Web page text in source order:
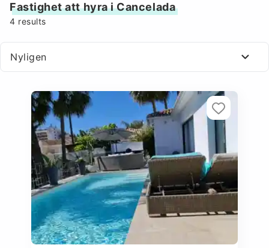
Fastighet att hyra i Cancelada
4 results
Nyligen